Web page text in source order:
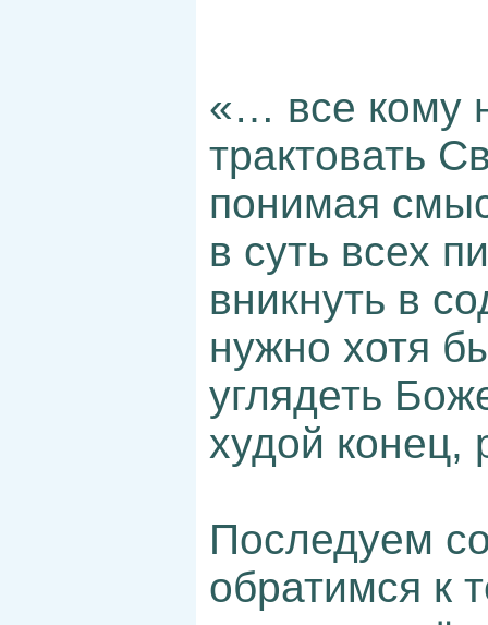
«… все кому
трактовать
понимая
в суть всех
вникнуть в
нужно хотя
углядеть
худой конец,
Последуем
обратимся к